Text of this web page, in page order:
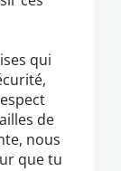
qui
de
nous
que tu